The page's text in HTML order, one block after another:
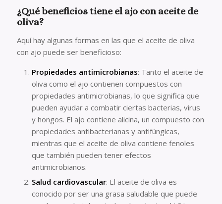
¿Qué beneficios tiene el ajo con aceite de
oliva?
Aquí hay algunas formas en las que el aceite de oliva
con ajo puede ser beneficioso:
Propiedades antimicrobianas: Tanto el aceite de
oliva como el ajo contienen compuestos con
propiedades antimicrobianas, lo que significa que
pueden ayudar a combatir ciertas bacterias, virus
y hongos. El ajo contiene alicina, un compuesto con
propiedades antibacterianas y antifúngicas,
mientras que el aceite de oliva contiene fenoles
que también pueden tener efectos
antimicrobianos.
Salud cardiovascular: El aceite de oliva es
conocido por ser una grasa saludable que puede